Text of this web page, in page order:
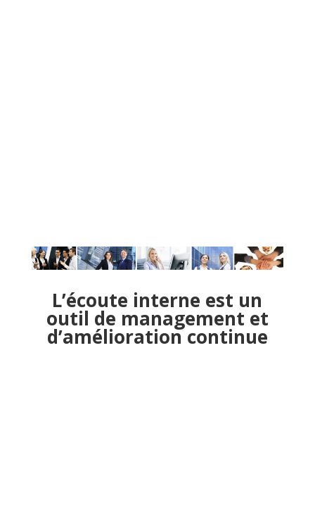
L’écoute interne est un
outil de management et
d’amélioration continue